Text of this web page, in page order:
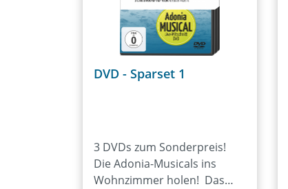
DVD - Sparset 1
3 DVDs zum Sonderpreis!
Die Adonia-Musicals ins
Wohnzimmer holen! Das